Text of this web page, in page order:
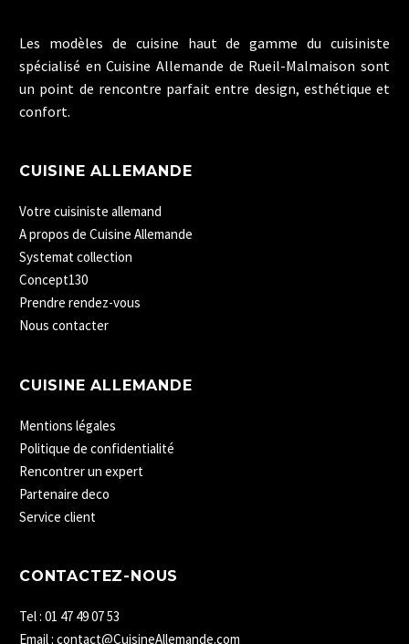
Les modèles de cuisine haut de gamme du cuisiniste
spécialisé en Cuisine Allemande de Rueil-Malmaison sont
un point de rencontre parfait entre design, esthétique et
confort.
CUISINE ALLEMANDE
Votre cuisiniste allemand
A propos de Cuisine Allemande
Systemat collection
Concept130
Prendre rendez-vous
Nous contacter
CUISINE ALLEMANDE
Mentions légales
Politique de confidentialité
Rencontrer un expert
Partenaire deco
Service client
CONTACTEZ-NOUS
Tel : 01 47 49 07 53
Email : contact@CuisineAllemande.com